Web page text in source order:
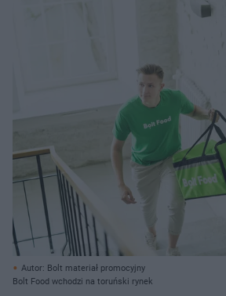
Autor: Bolt materiał promocyjny
Bolt Food wchodzi na toruński rynek